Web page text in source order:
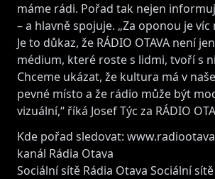
máme rádi. Pořad tak nejen
– a hlavně spojuje. „Za oponou je
Je to důkaz, že RÁDIO OTAVA není
médium, které roste s lidmi, tvoří s
Chceme ukázat, že kultura má v
pevné místo a že rádio může být
vizuální,“ říká Josef Týc za RÁDIO
Kde pořad sledovat:
kanál Rádia Otava
Sociální sítě Rádia Otava Sociální